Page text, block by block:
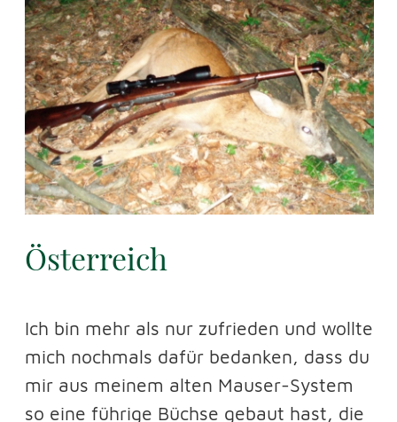
Österreich
Ich bin mehr als nur zufrieden und wollte
mich nochmals dafür bedanken, dass du
mir aus meinem alten Mauser-System
so eine führige Büchse gebaut hast, die
vorallem eine 1A Schußleistung hat!
BÜCHSENMACHER-MEISTERWERKSTATT
WAFFEN KESSLER
Waffenherstellung, Reparatur und